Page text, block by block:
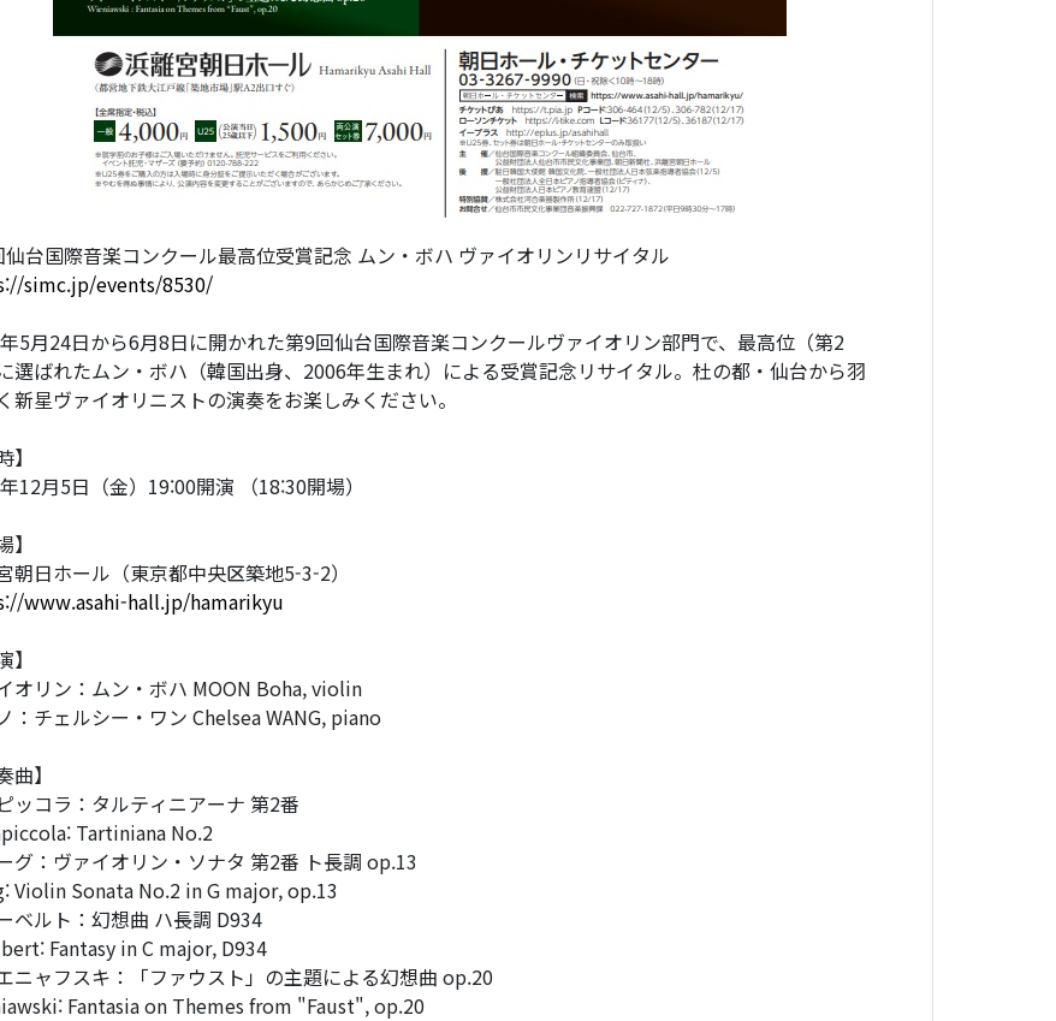
台国際音楽コンクール最高位受賞記念 ムン・ボハ ヴァイオリンリサイタル
simc.jp/events/8530/
5月24日から6月8日に開かれた第9回仙台国際音楽コンクールヴァイオリン部門で、最高位（第2
選ばれたムン・ボハ（韓国出身、2006年生まれ）による受賞記念リサイタル。杜の都・仙台から羽
新星ヴァイオリニストの演奏をお楽しみください。
】
12月5日（金）19:00開演 （18:30開場）
】
朝日ホール（東京都中央区築地5-3-2）
www.asahi-hall.jp/hamarikyu
】
オリン：ムン・ボハ MOON Boha, violin
：チェルシー・ワン Chelsea WANG, piano
曲】
ッコラ：タルティニアーナ 第2番
Tartiniana No.2
グ：ヴァイオリン・ソナタ 第2番 ト長調 op.13
Violin Sonata No.2 in G major, op.13
ベルト：幻想曲 ハ長調 D934
Fantasy in C major, D934
ニャフスキ：「ファウスト」の主題による幻想曲 op.20
Fantasia on Themes from "Faust", op.20